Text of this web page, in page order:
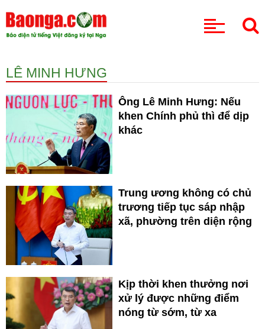
LÊ MINH HƯNG
Ông Lê Minh Hưng: Nếu
khen Chính phủ thì để dịp
khác
Trung ương không có chủ
trương tiếp tục sáp nhập
xã, phường trên diện rộng
Kịp thời khen thưởng nơi
xử lý được những điểm
nóng từ sớm, từ xa